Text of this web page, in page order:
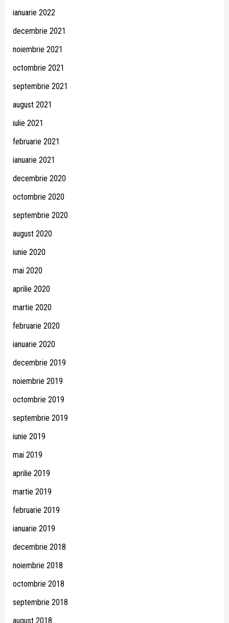
ianuarie 2022
decembrie 2021
noiembrie 2021
octombrie 2021
septembrie 2021
august 2021
iulie 2021
februarie 2021
ianuarie 2021
decembrie 2020
octombrie 2020
septembrie 2020
august 2020
iunie 2020
mai 2020
aprilie 2020
martie 2020
februarie 2020
ianuarie 2020
decembrie 2019
noiembrie 2019
octombrie 2019
septembrie 2019
iunie 2019
mai 2019
aprilie 2019
martie 2019
februarie 2019
ianuarie 2019
decembrie 2018
noiembrie 2018
octombrie 2018
septembrie 2018
august 2018